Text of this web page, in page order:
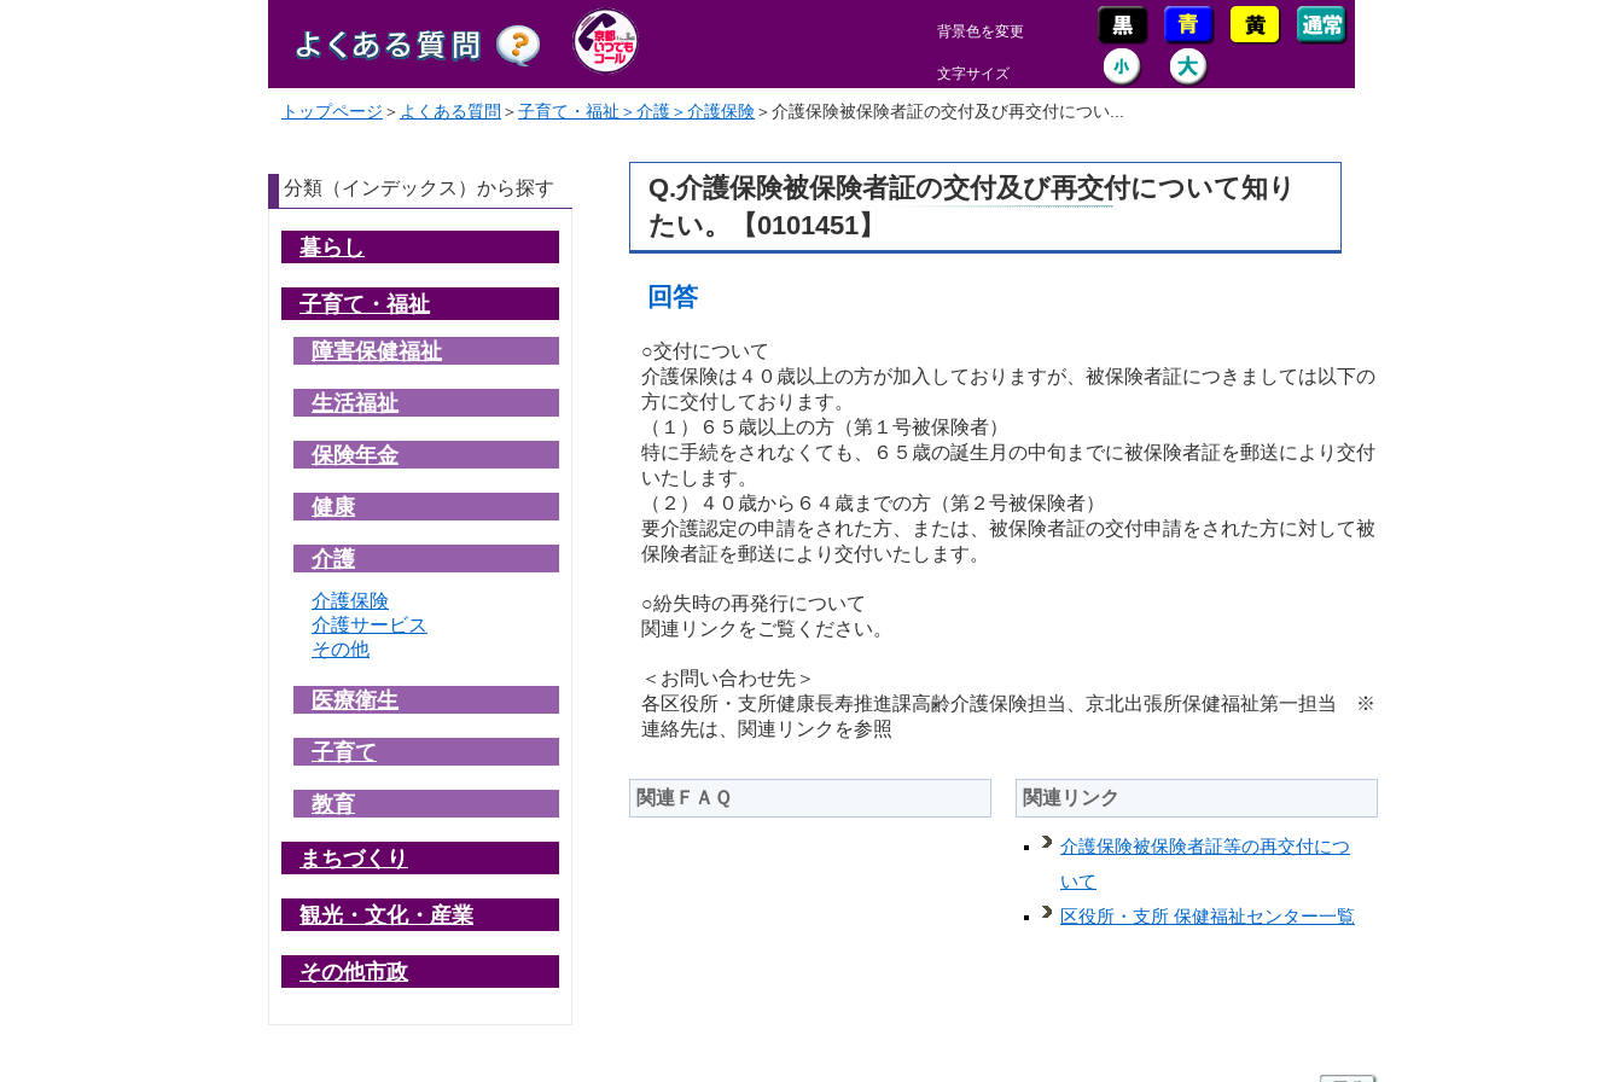
背景色を変更
文字サイズ
トップページ ＞ よくある質問 ＞ 子育て・福祉＞介護＞介護保険 ＞ 介護保険被保険者証の交付及び再交付につい...
Q.介護保険被保険者証の交付及び再交付について知り
たい。【0101451】
回答
○交付について
介護保険は４０歳以上の方が加入しておりますが、被保険者証につきましては以下の
方に交付しております。
（１）６５歳以上の方（第１号被保険者）
特に手続をされなくても、６５歳の誕生月の中旬までに被保険者証を郵送により交付
いたします。
（２）４０歳から６４歳までの方（第２号被保険者）
要介護認定の申請をされた方、または、被保険者証の交付申請をされた方に対して被
保険者証を郵送により交付いたします。
○紛失時の再発行について
関連リンクをご覧ください。
＜お問い合わせ先＞
各区役所・支所健康長寿推進課高齢介護保険担当、京北出張所保健福祉第一担当 ※
連絡先は、関連リンクを参照
関連ＦＡＱ 関連リンク
介護保険被保険者証等の再交付につ
いて
区役所・支所 保健福祉センター一覧
分類（インデックス）から探す
暮らし
子育て・福祉
障害保健福祉
生活福祉
保険年金
健康
介護
介護保険
介護サービス
その他
医療衛生
子育て
教育
まちづくり
観光・文化・産業
その他市政